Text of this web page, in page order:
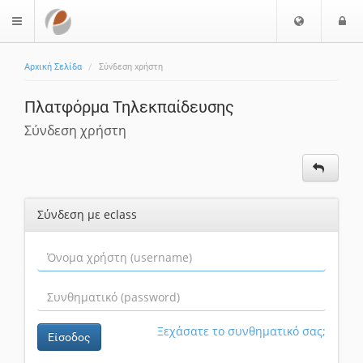
$langMenu
Επιλογή
Αρχική Σελίδα Σύνδεση χρήστη
Πλατφόρμα Τηλεκπαίδευσης
Σύνδεση χρήστη
Σύνδεση με eclass
Είσοδος Ξεχάσατε το συνθηματικό σας;